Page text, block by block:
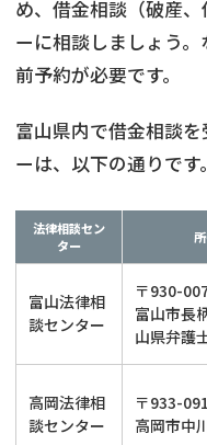
め、借金相談（破産
ーに相談しましょう
前予約が必要です。
富山県内で借金相談
ーは、以下の通りです。
法律相談セン
ター
富山法律相
談センター
〒930-
富山市長
山県弁護
高岡法律相
談センター
〒933-
高岡市中